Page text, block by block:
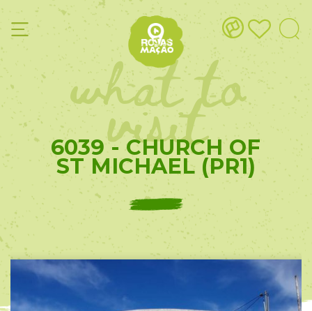
what to
visit
6039 - CHURCH OF
ST MICHAEL (PR1)